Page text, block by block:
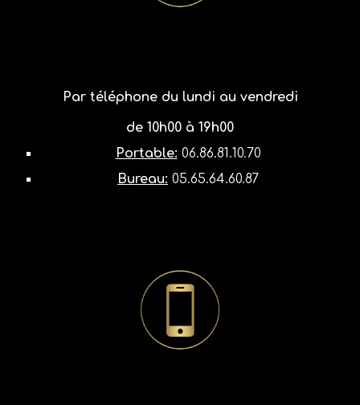
Par téléphone du lundi au vendredi
de 10h00 à 19h00
Portable: 06.86.81.10.70
Bureau: 05.65.64.60.87